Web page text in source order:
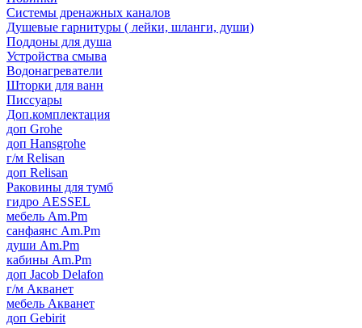
Системы дренажных каналов
Душевые гарнитуры ( лейки, шланги, души)
Поддоны для душа
Устройства смыва
Водонагреватели
Шторки для ванн
Писсуары
Доп.комплектация
доп Grohe
доп Hansgrohe
г/м Relisan
доп Relisan
Раковины для тумб
гидро AESSEL
мебель Am.Pm
санфаянс Am.Pm
души Am.Pm
кабины Am.Pm
доп Jacob Delafon
г/м Акванет
мебель Акванет
доп Gebirit